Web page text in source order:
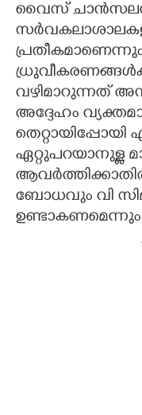
വൈസ് ചാന്‍സലര്‍
വഴിമാറുന്നത്
അദ്ദേഹം
ഏറ്റുപറയാനുള്ള
ബോധവും വി
ഉണ്ടാകണമെന്നും